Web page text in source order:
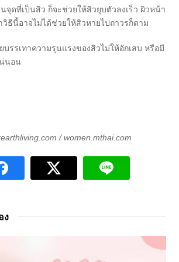
จุดที่เป็นสิว ก็จะช่วยให้สิวยุบตัวลงเร็ว ผิวหน้า
วิธีนี้อาจไม่ได้ช่วยให้สิวหายไปถาวรก็ตาม
รรเทาความรุนแรงของสิวไม่ให้อักเสบ หรือมี
นอน
/ women.mthai.com
ง